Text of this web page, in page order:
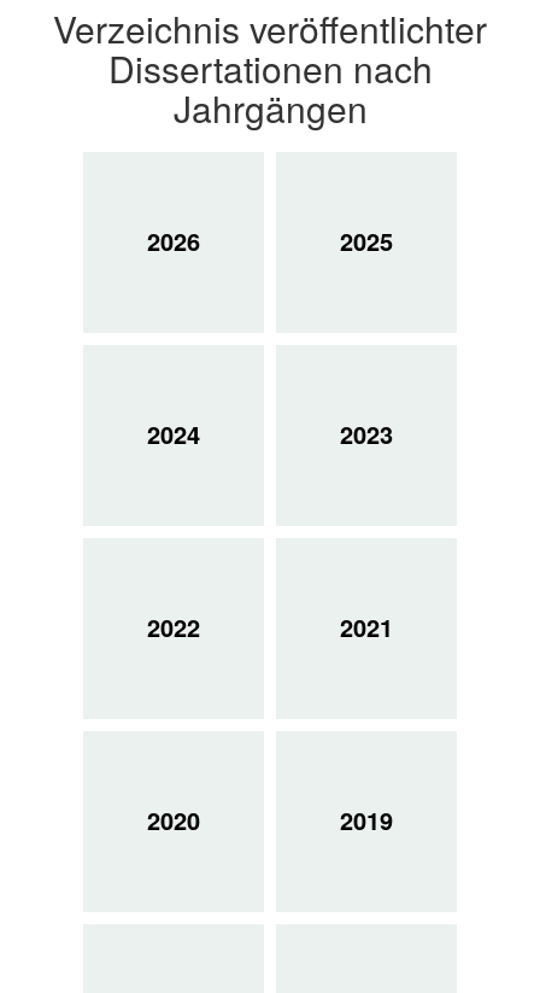
Verzeichnis veröffentlichter
Dissertationen nach
Jahrgängen
2026 2025
2024 2023
2022 2021
2020 2019